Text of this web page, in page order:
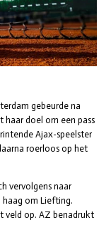
gebeurde na
haar doel om een pass
Ajax-speelster
roerloos op het
vervolgens naar
haag om Liefting.
veld op. AZ benadrukt